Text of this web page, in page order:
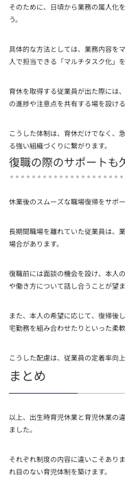
そのために、日頃から業務の属人化
う。
具体的な方法としては、業務内容を
人で担当できる「マルチタスク化」
育休を取得する従業員が出た際には
の進捗や注意点を共有する場を設け
こうした体制は、育休だけでなく、
る強い組織づくりに繋がります。
復職の際のサポートも
休業後のスムーズな職場復帰をサポ
長期間職場を離れていた従業員は、
場合があります。
復職前には面談の機会を設け、本人
や働き方について話し合うことが望ま
また、本人の希望に応じて、復帰後
宅勤務を組み合わせたりといった柔
こうした配慮は、従業員の定着率向
まとめ
以上、出生時育児休業と育児休業の
ました。
それぞれ制度の内容に違いこそあり
れ目のない育児体制を築けます。